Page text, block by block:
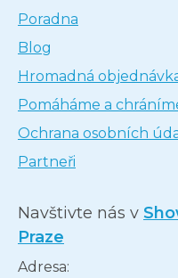
Poradna
Blog
Hromadná
Pomáháme a
Ochrana osobních
Partneři
Navštivte nás v
Praze
Adresa: